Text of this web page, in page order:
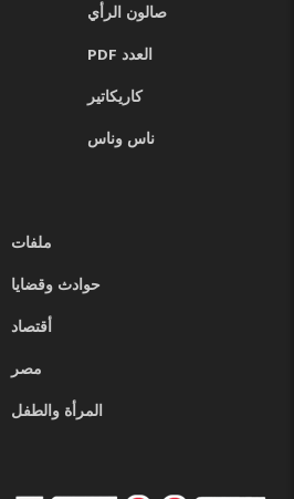
صالون الرأي
العدد PDF
كاريكاتير
ناس وناس
ملفات
حوادث وقضايا
أقتصاد
مصر
المرأة والطفل